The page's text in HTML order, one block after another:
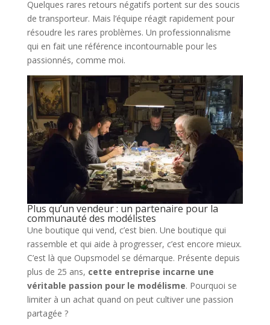
Quelques rares retours négatifs portent sur des soucis
de transporteur. Mais l’équipe réagit rapidement pour
résoudre les rares problèmes. Un professionnalisme
qui en fait une référence incontournable pour les
passionnés, comme moi.
Plus qu’un vendeur : un partenaire pour la
communauté des modélistes
Une boutique qui vend, c’est bien. Une boutique qui
rassemble et qui aide à progresser, c’est encore mieux.
C’est là que Oupsmodel se démarque. Présente depuis
plus de 25 ans, cette entreprise incarne une
véritable passion pour le modélisme. Pourquoi se
limiter à un achat quand on peut cultiver une passion
partagée ?